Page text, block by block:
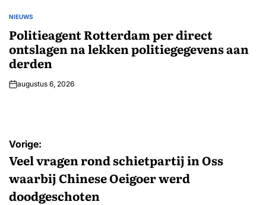
GEPLAATST
NIEUWS
Politieagent Rotterdam per direct
ontslagen na lekken politiegegevens aan
derden
augustus 6, 2026
Bericht
navigatie
Vorige:
Veel vragen rond schietpartij in Oss
waarbij Chinese Oeigoer werd
doodgeschoten